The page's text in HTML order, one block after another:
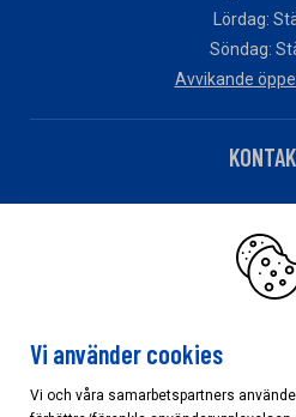
Lördag:
Söndag:
Avvikande
Har du
Klicka här
Vi använder cookies
Vi och våra samarbetspartners